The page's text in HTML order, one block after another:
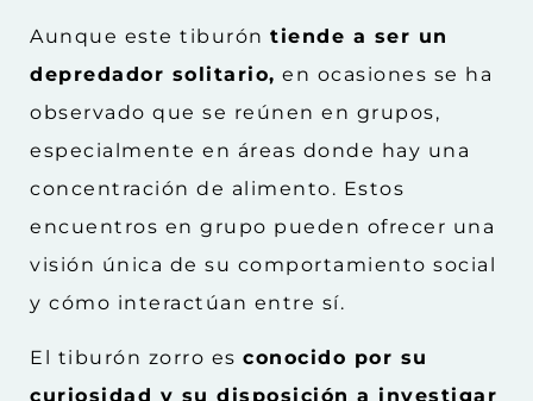
Aunque este tiburón tiende a ser un
depredador solitario, en ocasiones se ha
observado que se reúnen en grupos,
especialmente en áreas donde hay una
concentración de alimento. Estos
encuentros en grupo pueden ofrecer una
visión única de su comportamiento social
y cómo interactúan entre sí.
El tiburón zorro es conocido por su
curiosidad y su disposición a investigar